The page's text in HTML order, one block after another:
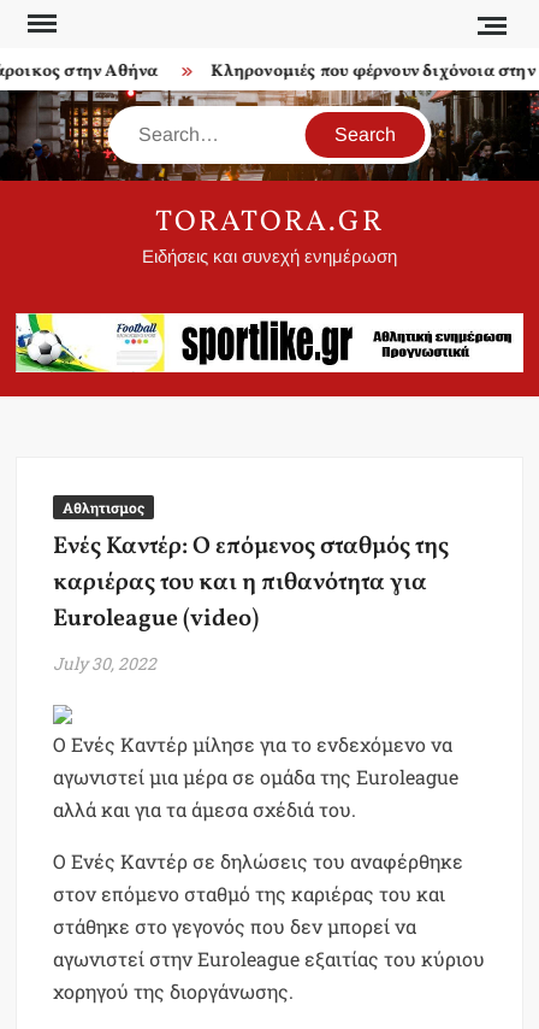
Skip
contentστην Αθήνα Κληρονομιές που φέρνουν διχόνοια στην
Search
TORATORA.GR
Ειδήσεις και συνεχή ενημέρωση
Αθλητισμος
Ενές Καντέρ: Ο επόμενος σταθμός της
καριέρας του και η πιθανότητα για
Euroleague (video)
July 30, 2022
Ο Ενές Καντέρ μίλησε για το ενδεχόμενο να
αγωνιστεί μια μέρα σε ομάδα της Euroleague
αλλά και για τα άμεσα σχέδιά του.
Ο Ενές Καντέρ σε δηλώσεις του αναφέρθηκε
στον επόμενο σταθμό της καριέρας του και
στάθηκε στο γεγονός που δεν μπορεί να
αγωνιστεί στην Euroleague εξαιτίας του κύριου
χορηγού της διοργάνωσης.